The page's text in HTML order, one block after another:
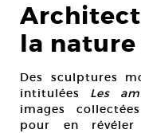
la
Des sculptures
intitulées Les
images
pour en